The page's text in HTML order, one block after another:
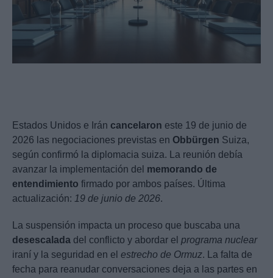
Estados Unidos e Irán cancelaron este 19 de junio de
2026 las negociaciones previstas en Obbürgen Suiza,
según confirmó la diplomacia suiza. La reunión debía
avanzar la implementación del memorando de
entendimiento firmado por ambos países. Última
actualización: 19 de junio de 2026.
La suspensión impacta un proceso que buscaba una
desescalada del conflicto y abordar el programa nuclear
iraní y la seguridad en el estrecho de Ormuz. La falta de
fecha para reanudar conversaciones deja a las partes en